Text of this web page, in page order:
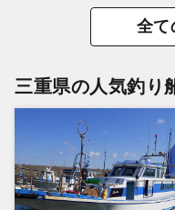
全て
三重県の人気釣り